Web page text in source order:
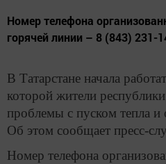
Номер телефона
горячей линии – 8 (843) 231-
В Татарстане начала
которой жители
проблемы с пуском тепла и
Об этом сообщает пресс-
Номер телефона